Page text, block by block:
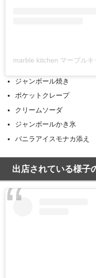
ジャンボール焼き
ポケットクレープ
クリームソーダ
ジャンボールかき氷
バニラアイスモナカ添え
出店されている様子